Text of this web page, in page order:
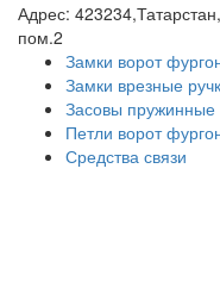
Адрес:
пом.2
Замки ворот
Замки врезные
Засовы пружинные
Петли ворот
Средства связи